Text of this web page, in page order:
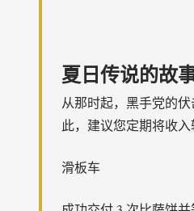
夏日传说的故
从那时起，黑手党的
此，建议您定期将收入
滑板车